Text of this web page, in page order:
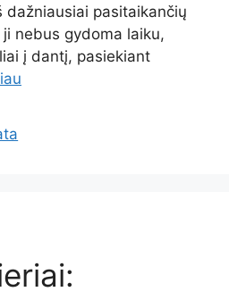
dažniausiai pasitaikančių
nebus gydoma laiku,
į dantį, pasiekiant